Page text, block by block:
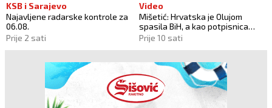
KSB i Sarajevo
Najavljene radarske kontrole za
06.08.
Prije 2 sati
Video
Mišetić: Hrvatska je Olujom
spasila BiH, a kao potpisnica
Daytona ima puno pravo štititi
hrvatski narod
Prije 10 sati